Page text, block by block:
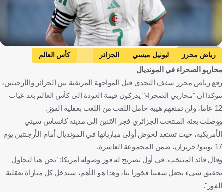
Getty Images
رياض محرز ليونيل ميسي الجزائر
كأس العالم
الأرجنتين ضد الجزائر
الأرجنتين
الولايات المتحدة
كرة قدم
محاربو الصحراء في المونديال
رفع رياض محرز سقف التحدي قبل المواجهة المرتقبة بين الجزائر والأرجنتين،
مؤكدا أن "محاربي الصحراء" يدركون قيمة العودة إلى كأس العالم بعد غياب
12 عاما، ولن تمنعهم هيبة حامل اللقب من اللعب بعقلية الفوز.
ووصلت بعثة المنتخب الجزائري فجر الاثنين إلى مدينة كانساس سيتي
الأمريكية، حيث تستعد لخوض أولى مبارياتها في المونديال أمام الأرجنتين يوم
17 يونيو/ حزيران، ضمن المجموعة العاشرة.
وقال قائد المنتخب، في أول تصريح له فوز وصوله أمريكا: "نحن هنا لنحاول
تحقيق شيء يجعل شعبنا فخورا بنا، وهذا هو الأهم، سندخل كل مباراة بعقلية
الفوز".